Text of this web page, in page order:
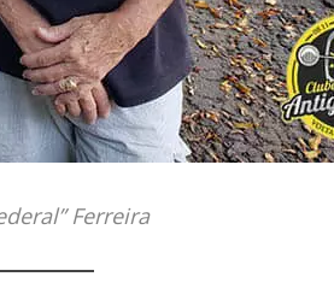
Ferreira